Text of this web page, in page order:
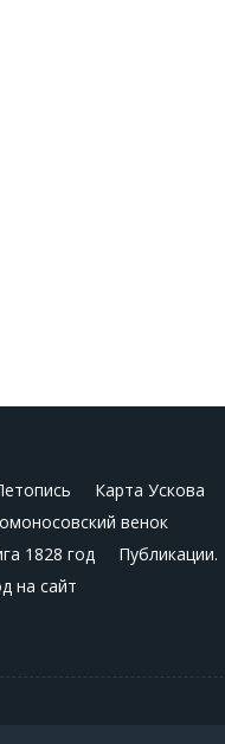
Карта Ускова
венок
1828 год
Публикации.
на сайт